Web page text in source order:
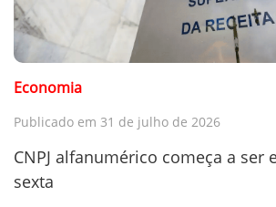
Economia
Publicado em 31 de julho de 2026
CNPJ alfanumérico começa a ser
sexta